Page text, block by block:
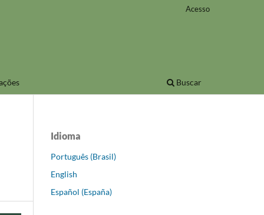
Buscar
Acesso
Idioma
Português (Brasil)
English
Español (España)